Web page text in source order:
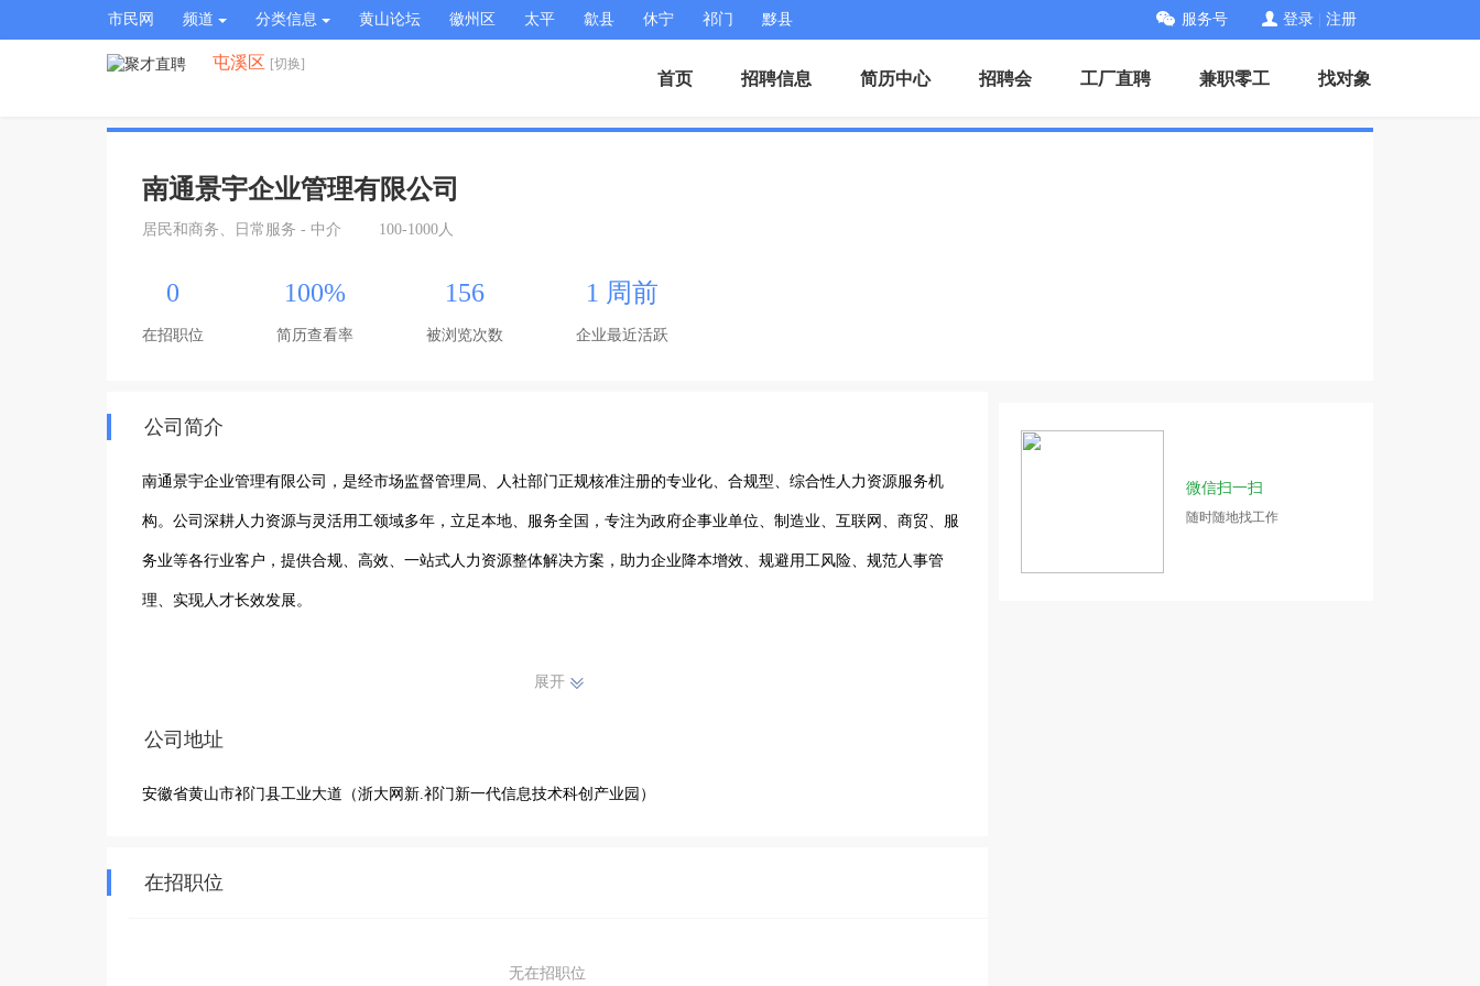
市民网 频道 分类信息 黄山论坛 徽州区 太平 歙县 休宁 祁门 黟县 服务号 登录 注册
屯溪区 [切换]
首页 招聘信息 简历中心 招聘会 工厂直聘 兼职零工 找对象
南通景宇企业管理有限公司
居民和商务、日常服务 - 中介 100-1000人
0
在招职位
100%
简历查看率
156
被浏览次数
1 周前
企业最近活跃
公司简介
南通景宇企业管理有限公司，是经市场监督管理局、人社部门正规核准注册的专业化、合规型、综合性人力资源服务机
构。公司深耕人力资源与灵活用工领域多年，立足本地、服务全国，专注为政府企事业单位、制造业、互联网、商贸、服
务业等各行业客户，提供合规、高效、一站式人力资源整体解决方案，助力企业降本增效、规避用工风险、规范人事管
理、实现人才长效发展。
自成立以来，公司始终秉持“合规为本、客户至上、专业赋能、长效共赢”的经营理念，紧跟国内劳动用工政策与人力资源
的广泛认可与长期信赖。
公司核心业务覆盖全场景人力资源服务，主要包含：人事代理、社保公积金代缴托管、薪酬核算与薪资代发、劳务派遣、
展开
公司地址
安徽省黄山市祁门县工业大道（浙大网新.祁门新一代信息技术科创产业园）
在招职位
无在招职位
微信扫一扫
随时随地找工作